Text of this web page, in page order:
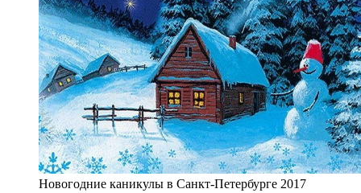
Новогодние каникулы в Санкт-Петербурге 2017